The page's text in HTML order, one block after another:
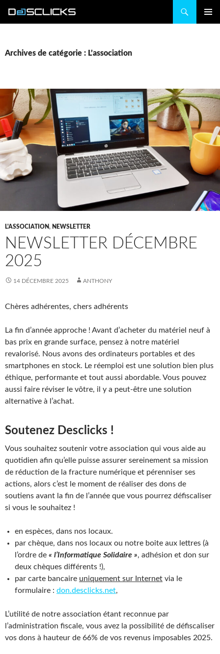
Archives de catégorie : L’association
L'ASSOCIATION, NEWSLETTER
NEWSLETTER DÉCEMBRE
2025
14 DÉCEMBRE 2025 ANTHONY
Chères adhérentes, chers adhérents
La fin d’année approche ! Avant d’acheter du matériel neuf à
bas prix en grande surface, pensez à notre matériel
revalorisé. Nous avons des ordinateurs portables et des
smartphones en stock. Le réemploi est une solution bien plus
éthique, performante et tout aussi abordable. Vous pouvez
aussi faire réviser le vôtre, il y a peut-être une solution
alternative à l’achat.
Soutenez Desclicks !
Vous souhaitez soutenir votre association qui vous aide au
quotidien afin qu’elle puisse assurer sereinement sa mission
de réduction de la fracture numérique et pérenniser ses
actions, alors c’est le moment de réaliser des dons de
soutiens avant la fin de l’année que vous pourrez défiscaliser
si vous le souhaitez !
en espèces, dans nos locaux.
par chèque, dans nos locaux ou notre boite aux lettres (à
l’ordre de « l’Informatique Solidaire », adhésion et don sur
deux chèques différents !),
par carte bancaire uniquement sur Internet via le
formulaire : don.desclicks.net,
L’utilité de notre association étant reconnue par
l’administration fiscale, vous avez la possibilité de défiscaliser
vos dons à hauteur de 66% de vos revenus imposables 2025.